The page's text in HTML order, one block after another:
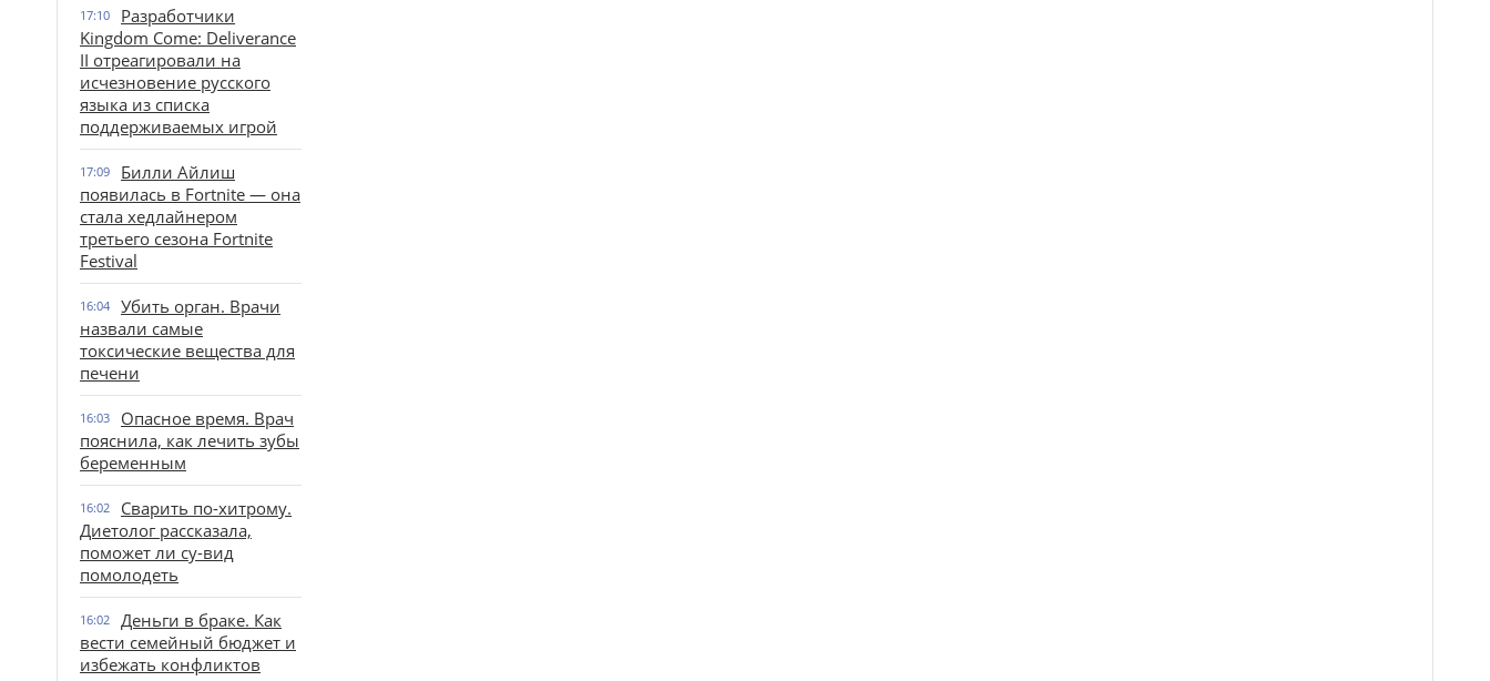
17:10
Разработчики
Kingdom Come: Deliverance
II отреагировали на
исчезновение русского
языка из списка
поддерживаемых игрой
17:09
Билли Айлиш
появилась в Fortnite — она
стала хедлайнером
третьего сезона Fortnite
Festival
16:04
Убить орган. Врачи
назвали самые
токсические вещества для
печени
16:03
Опасное время. Врач
пояснила, как лечить зубы
беременным
16:02
Сварить по-хитрому.
Диетолог рассказала,
поможет ли су-вид
помолодеть
16:02
Деньги в браке. Как
вести семейный бюджет и
избежать конфликтов